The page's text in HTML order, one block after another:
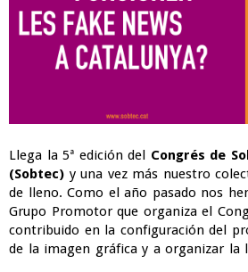
Llega la 5ª edición del Congrés de
(Sobtec) y una vez más nuestro
de lleno. Como el año pasado nos
Grupo Promotor que organiza el
contribuido en la configuración del
de la imagen gráfica y a organizar la